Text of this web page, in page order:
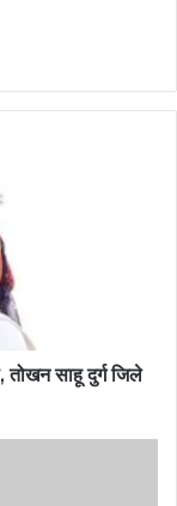
तोखन साहू दुर्ग जिले